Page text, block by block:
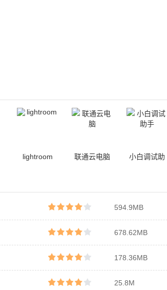
lightroom 联通云电脑
小白调试助
594.9MB
678.62MB
178.36MB
25.8M